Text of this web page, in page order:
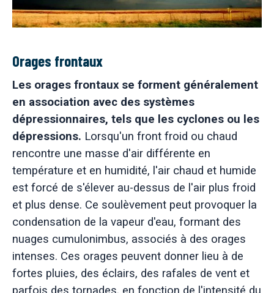
Orages frontaux
Les orages frontaux se forment généralement
en association avec des systèmes
dépressionnaires, tels que les cyclones ou les
dépressions. Lorsqu'un front froid ou chaud
rencontre une masse d'air différente en
température et en humidité, l'air chaud et humide
est forcé de s'élever au-dessus de l'air plus froid
et plus dense. Ce soulèvement peut provoquer la
condensation de la vapeur d'eau, formant des
nuages cumulonimbus, associés à des orages
intenses. Ces orages peuvent donner lieu à de
fortes pluies, des éclairs, des rafales de vent et
parfois des tornades, en fonction de l'intensité du